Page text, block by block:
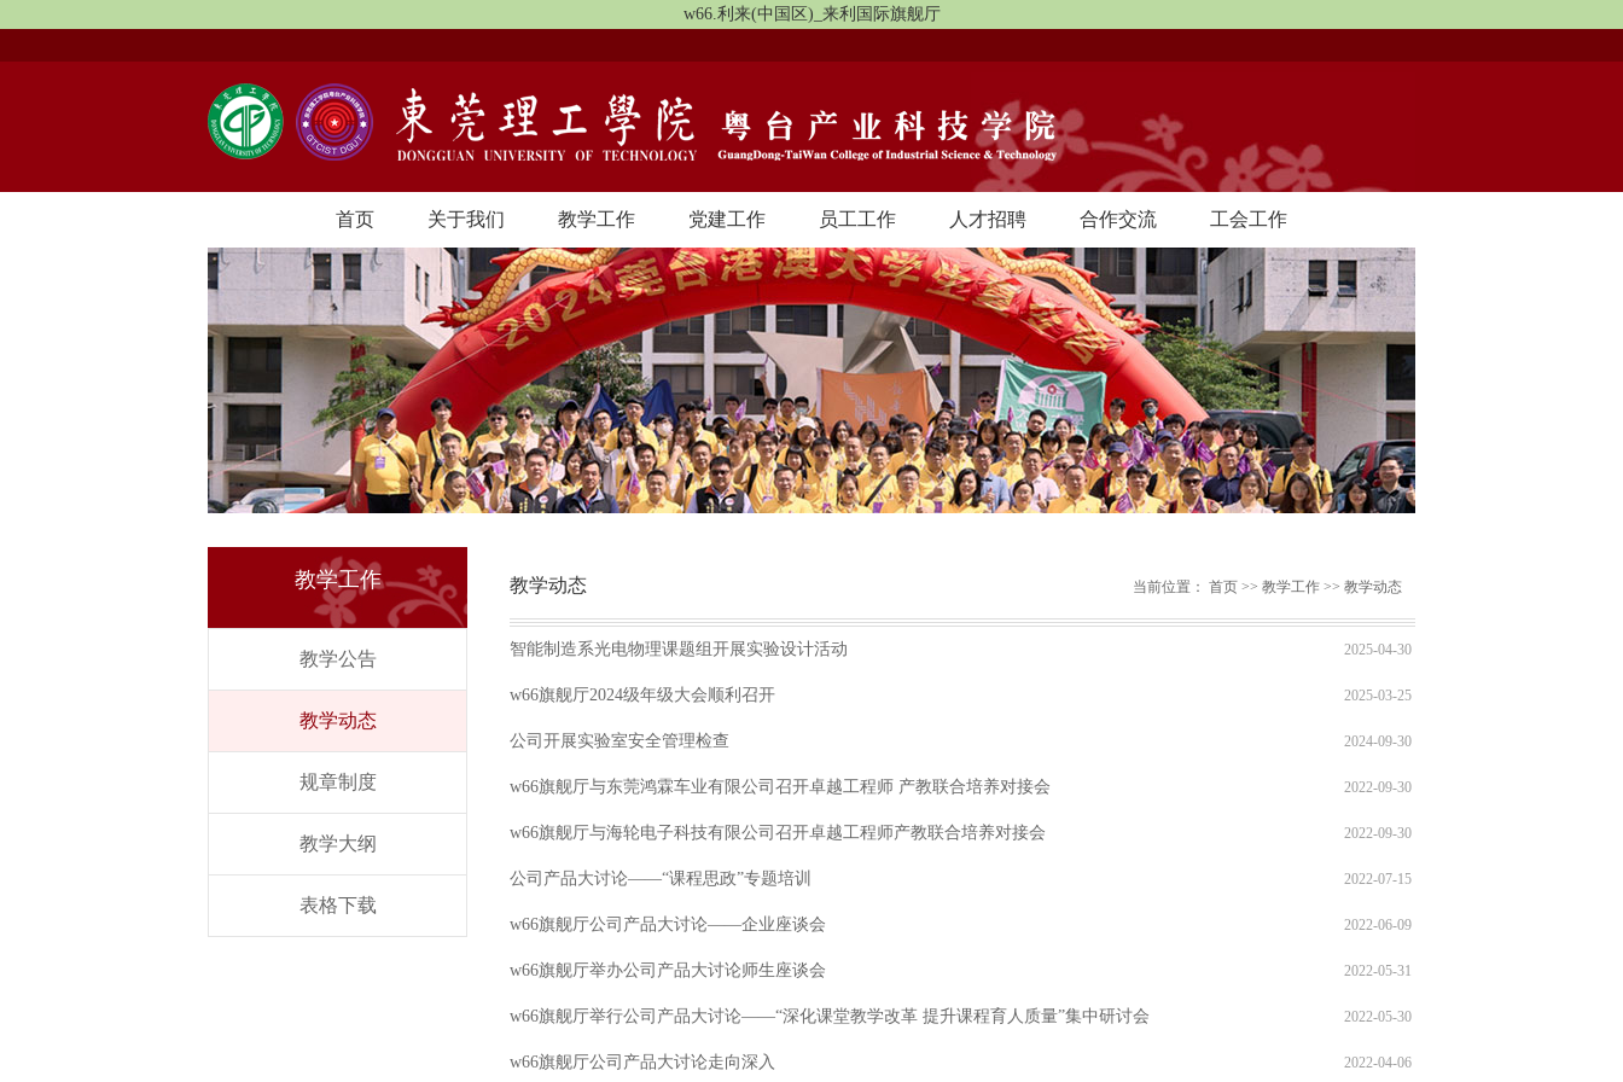
w66.利来(中国区)_来利国际旗舰厅
首页 关于我们 教学工作 党建工作 员工工作 人才招聘 合作交流 工会工作
教学工作
教学公告
教学动态
规章制度
教学大纲
表格下载
教学动态 当前位置： 首页 >> 教学工作 >> 教学动态
智能制造系光电物理课题组开展实验设计活动 2025-04-30
w66旗舰厅2024级年级大会顺利召开 2025-03-25
​公司开展实验室安全管理检查 2024-09-30
​w66旗舰厅与东莞鸿霖车业有限公司召开卓越工程师 产教联合培养对接会 2022-09-30
​w66旗舰厅与海轮电子科技有限公司召开卓越工程师产教联合培养对接会 2022-09-30
公司产品大讨论——“课程思政”专题培训 2022-07-15
​w66旗舰厅公司产品大讨论——企业座谈会 2022-06-09
​w66旗舰厅举办公司产品大讨论师生座谈会 2022-05-31
​w66旗舰厅举行公司产品大讨论——“深化课堂教学改革 提升课程育人质量”集中研讨会 2022-05-30
​w66旗舰厅公司产品大讨论走向深入 2022-04-06